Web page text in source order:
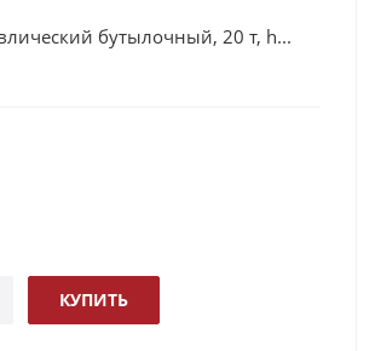
бутылочный, 20 т, h...
КУПИТЬ